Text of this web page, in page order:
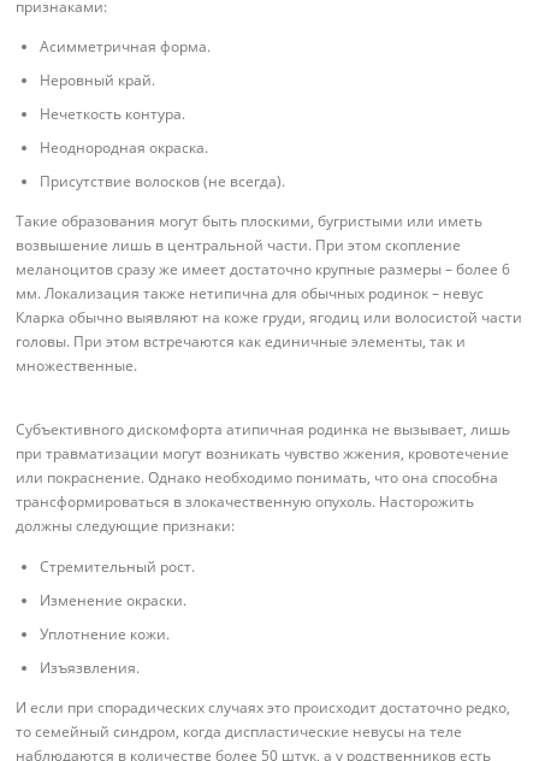
признаками:
Асимметричная форма.
Неровный край.
Нечеткость контура.
Неоднородная окраска.
Присутствие волосков (не всегда).
Такие образования могут быть плоскими, бугристыми или иметь
возвышение лишь в центральной части. При этом скопление
меланоцитов сразу же имеет достаточно крупные размеры – более 6
мм. Локализация также нетипична для обычных родинок – невус
Кларка обычно выявляют на коже груди, ягодиц или волосистой части
головы. При этом встречаются как единичные элементы, так и
множественные.
Субъективного дискомфорта атипичная родинка не вызывает, лишь
при травматизации могут возникать чувство жжения, кровотечение
или покраснение. Однако необходимо понимать, что она способна
трансформироваться в злокачественную опухоль. Насторожить
должны следующие признаки:
Стремительный рост.
Изменение окраски.
Уплотнение кожи.
Изъязвления.
И если при спорадических случаях это происходит достаточно редко,
то семейный синдром, когда диспластические невусы на теле
наблюдаются в количестве более 50 штук, а у родственников есть